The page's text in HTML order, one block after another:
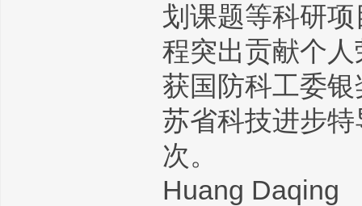
划课题等科研
程突出贡献个
获国防科工委
苏省科技进步
次。
Huang Daqing